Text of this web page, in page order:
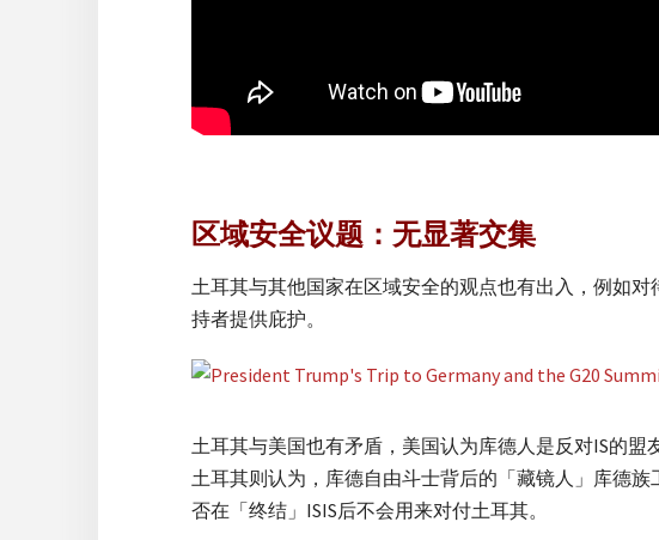
区域安全议题：无显著交集
土耳其与其他国家在区域安全的观点也有出入，例如
持者提供庇护。
土耳其与美国也有矛盾，美国认为库德人是反对IS的盟
土耳其则认为，库德自由斗士背后的「藏镜人」库德
否在「终结」ISIS后不会用来对付土耳其。